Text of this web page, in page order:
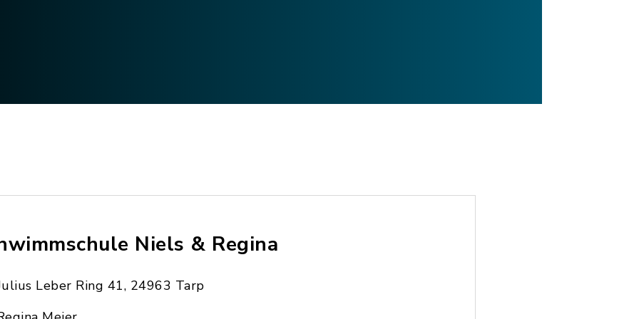
Niels & Regina
Leber Ring 41, 24963 Tarp